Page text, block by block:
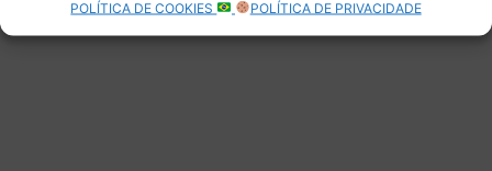
POLÍTICA DE COOKIES POLÍTICA DE PRIVACIDADE